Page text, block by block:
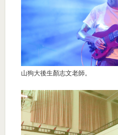
山狗大後生顏志文老師。